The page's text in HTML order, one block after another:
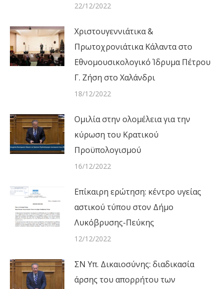
22/12/2022
Χριστουγεννιάτικα &
Πρωτοχρονιάτικα Κάλαντα στο
Εθνομουσικολογικό Ίδρυμα Πέτρου
Γ. Ζήση στο Χαλάνδρι
18/12/2022
Ομιλία στην ολομέλεια για την
κύρωση του Κρατικού
Προϋπολογισμού
16/12/2022
Επίκαιρη ερώτηση: κέντρο υγείας
αστικού τύπου στον Δήμο
Λυκόβρυσης-Πεύκης
12/12/2022
ΣΝ Υπ. Δικαιοσύνης: διαδικασία
άρσης του απορρήτου των